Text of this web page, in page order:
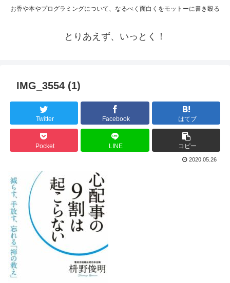
お香や本やプログラミングについて、なるべく面白くをモットーに書き殴る
とりあえず、いっとく！
IMG_3554 (1)
Twitter Facebook はてブ
Pocket LINE コピー
2020.05.26